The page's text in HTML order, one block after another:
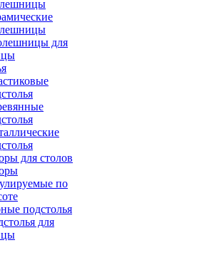
для
для столов
по
подстолья
для